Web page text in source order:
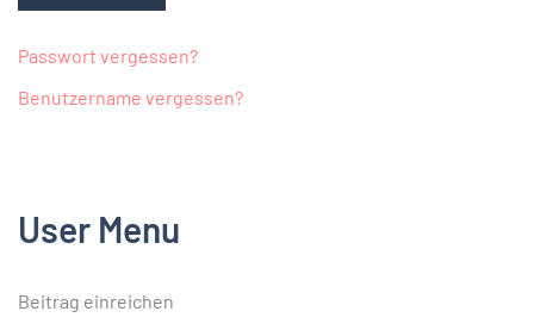
Passwort vergessen?
Benutzername vergessen?
User Menu
Beitrag einreichen